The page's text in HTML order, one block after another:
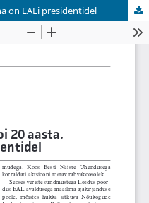
on EALi presidentidel